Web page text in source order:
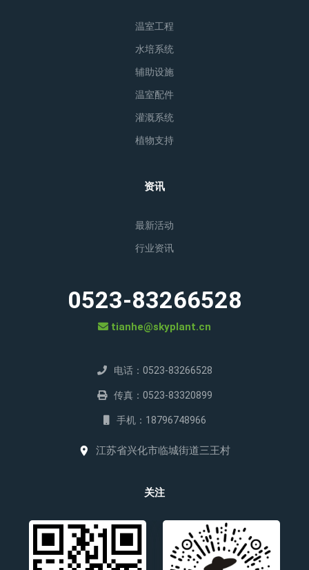
温室工程
水培系统
辅助设施
温室配件
灌溉系统
植物支持
资讯
最新活动
行业资讯
0523-83266528
tianhe@skyplant.cn
电话：0523-83266528
传真：0523-83320899
手机：18796748966
江苏省兴化市临城街道三王村
关注